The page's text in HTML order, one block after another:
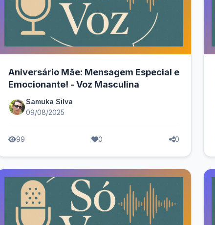
Aniversário Mãe: Mensagem Especial e
Emocionante! - Voz Masculina
Samuka Silva
09/08/2025
99 0 0